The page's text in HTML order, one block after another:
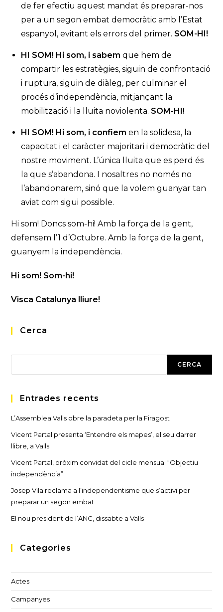
de fer efectiu aquest mandat és preparar-nos
per a un segon embat democràtic amb l’Estat
espanyol, evitant els errors del primer. SOM-HI!
HI SOM! Hi som, i sabem que hem de
compartir les estratègies, siguin de confrontació
i ruptura, siguin de diàleg, per culminar el
procés d’independència, mitjançant la
mobilització i la lluita noviolenta. SOM-HI!
HI SOM! Hi som, i confiem en la solidesa, la
capacitat i el caràcter majoritari i democràtic del
nostre moviment. L’única lluita que es perd és
la que s’abandona. I nosaltres no només no
l’abandonarem, sinó que la volem guanyar tan
aviat com sigui possible.
Hi som! Doncs som-hi! Amb la força de la gent,
defensem l’1 d’Octubre. Amb la força de la gent,
guanyem la independència.
Hi som! Som-hi!
Visca Catalunya lliure!
Cerca
CERCA
Entrades recents
L’Assemblea Valls obre la paradeta per la Firagost
Vicent Partal presenta ‘Entendre els mapes’, el seu darrer
llibre, a Valls
Vicent Partal, pròxim convidat del cicle mensual “Objectiu
independència”
Josep Vila reclama a l’independentisme que s’activi per
preparar un segon embat
El nou president de l’ANC, dissabte a Valls
Categories
Actes
Campanyes